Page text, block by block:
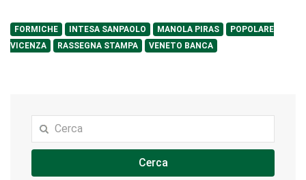
FORMICHE INTESA SANPAOLO MANOLA PIRAS
POPOLARE
VICENZA
RASSEGNA STAMPA VENETO BANCA
Cerca